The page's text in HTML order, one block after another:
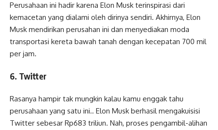
Perusahaan ini hadir karena Elon Musk terinspirasi dari
kemacetan yang dialami oleh dirinya sendiri. Akhirnya, Elon
Musk mendirikan perusahan ini dan menyediakan moda
transportasi kereta bawah tanah dengan kecepatan 700 mil
per jam.
6. Twitter
Rasanya hampir tak mungkin kalau kamu enggak tahu
perusahaan yang satu ini.. Elon Musk berhasil mengakuisisi
Twitter sebesar Rp683 triliun. Nah, proses pengambil-alihan